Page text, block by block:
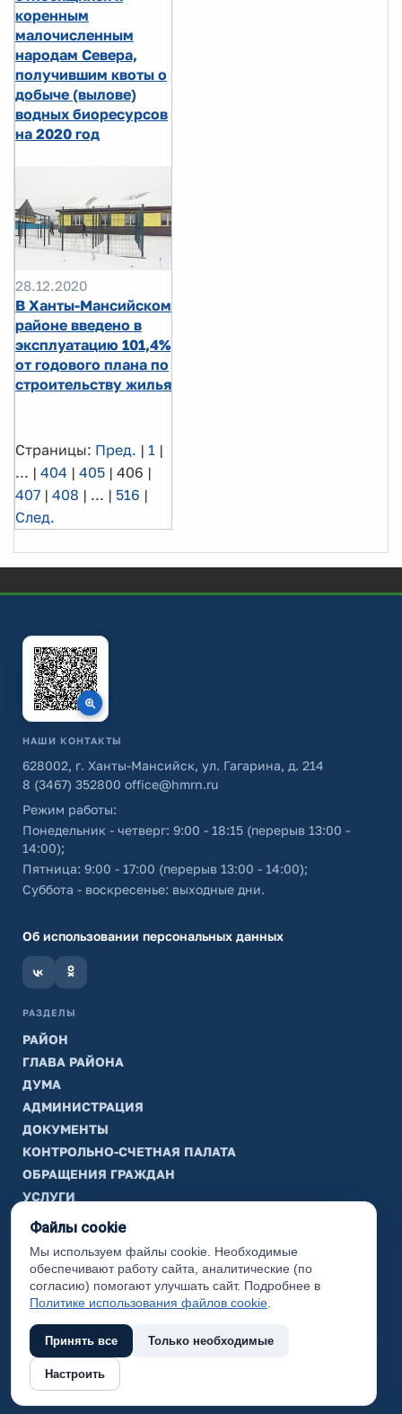
коренным
малочисленным
народам Севера,
получившим квоты о
добыче (вылове)
водных биоресурсов
на 2020 год
28.12.2020
В Ханты-Мансийском
районе введено в
эксплуатацию 101,4%
от годового плана по
строительству жилья
Страницы: Пред. | 1 |
... | 404 | 405 | 406 |
407 | 408 | ... | 516 |
След.
НАШИ КОНТАКТЫ
628002, г. Ханты-Мансийск, ул. Гагарина, д. 214
8 (3467) 352800 office@hmrn.ru
Режим работы:
Понедельник - четверг: 9:00 - 18:15 (перерыв 13:00 -
14:00);
Пятница: 9:00 - 17:00 (перерыв 13:00 - 14:00);
Суббота - воскресенье: выходные дни.
Об использовании персональных данных
РАЗДЕЛЫ
РАЙОН
ГЛАВА РАЙОНА
ДУМА
АДМИНИСТРАЦИЯ
ДОКУМЕНТЫ
КОНТРОЛЬНО-СЧЕТНАЯ ПАЛАТА
ОБРАЩЕНИЯ ГРАЖДАН
УСЛУГИ
ТИК
ИНФОРМАЦИЯ
Законодательная карта
Карта сайта
(с) 2017 Ханты-Мансийский район, официальный сайт
администрации
Файлы cookie
Мы используем файлы cookie. Необходимые
обеспечивают работу сайта, аналитические (по
согласию) помогают улучшать сайт. Подробнее в
Политике использования файлов cookie
Принять все Только необходимые
Настроить